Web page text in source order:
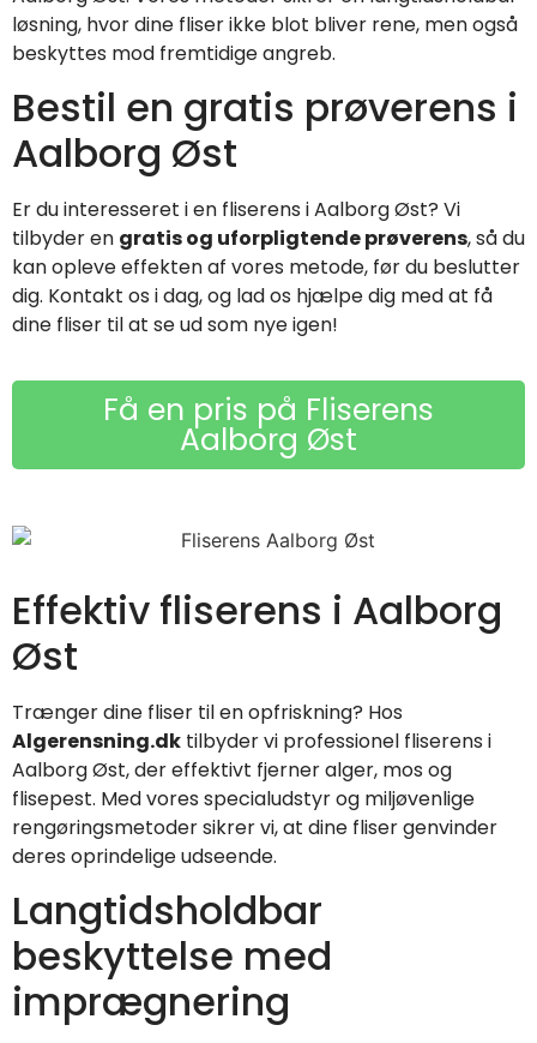
løsning, hvor dine fliser ikke blot bliver rene, men også
beskyttes mod fremtidige angreb.
Bestil en gratis prøverens i
Aalborg Øst
Er du interesseret i en fliserens i Aalborg Øst? Vi
tilbyder en gratis og uforpligtende prøverens, så du
kan opleve effekten af vores metode, før du beslutter
dig. Kontakt os i dag, og lad os hjælpe dig med at få
dine fliser til at se ud som nye igen!
Få en pris på Fliserens
Aalborg Øst
Effektiv fliserens i Aalborg
Øst
Trænger dine fliser til en opfriskning? Hos
Algerensning.dk tilbyder vi professionel fliserens i
Aalborg Øst, der effektivt fjerner alger, mos og
flisepest. Med vores specialudstyr og miljøvenlige
rengøringsmetoder sikrer vi, at dine fliser genvinder
deres oprindelige udseende.
Langtidsholdbar
beskyttelse med
imprægnering